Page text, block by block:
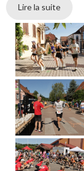
Lire la suite